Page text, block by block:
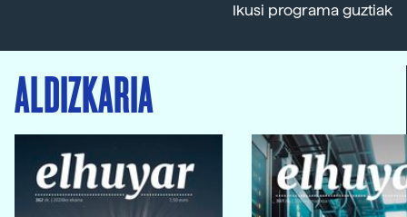
Ikusi programa guztiak
ALDIZKARIA